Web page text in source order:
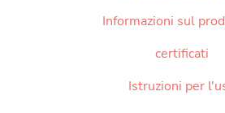
Informazioni sul
certificati
Istruzioni per